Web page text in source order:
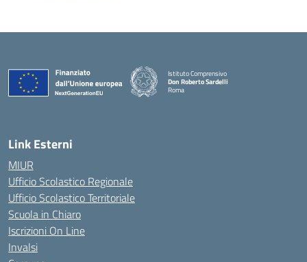
Istituto Comprensivo
Don Roberto Sardelli
Roma
Link Esterni
MIUR
Ufficio Scolastico Regionale
Ufficio Scolastico Territoriale
Scuola in Chiaro
Iscrizioni On Line
Invalsi